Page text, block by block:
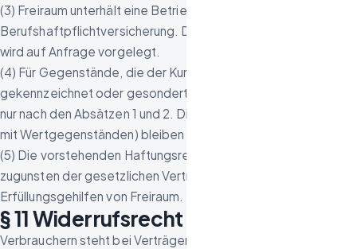
(3) Freiraum unterhält eine Betriebs- und
Berufshaftpflichtversicherung. Die Versicherungsbestätigung
wird auf Anfrage vorgelegt.
(4) Für Gegenstände, die der Kunde entgegen § 5 Abs. 2 nicht
gekennzeichnet oder gesondert gestellt hat, haftet Freiraum
nur nach den Absätzen 1 und 2. Die Pflichten aus § 6 (Umgang
mit Wertgegenständen) bleiben unberührt.
(5) Die vorstehenden Haftungsregelungen gelten auch
zugunsten der gesetzlichen Vertreter, Mitarbeiter und
Erfüllungsgehilfen von Freiraum.
§ 11 Widerrufsrecht für Verbraucher
Verbrauchern steht bei Verträgen, die im Fernabsatz (z. B.